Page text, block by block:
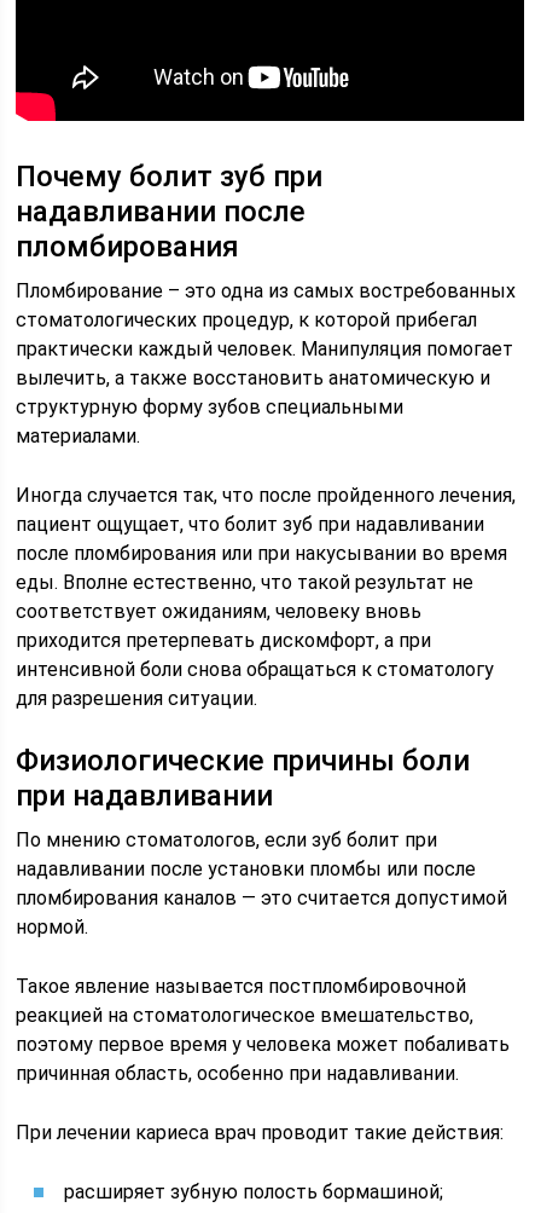
Почему болит зуб при
надавливании после
пломбирования
Пломбирование – это одна из самых востребованных
стоматологических процедур, к которой прибегал
практически каждый человек. Манипуляция помогает
вылечить, а также восстановить анатомическую и
структурную форму зубов специальными
материалами.
Иногда случается так, что после пройденного лечения,
пациент ощущает, что болит зуб при надавливании
после пломбирования или при накусывании во время
еды. Вполне естественно, что такой результат не
соответствует ожиданиям, человеку вновь
приходится претерпевать дискомфорт, а при
интенсивной боли снова обращаться к стоматологу
для разрешения ситуации.
Физиологические причины боли
при надавливании
По мнению стоматологов, если зуб болит при
надавливании после установки пломбы или после
пломбирования каналов — это считается допустимой
нормой.
Такое явление называется постпломбировочной
реакцией на стоматологическое вмешательство,
поэтому первое время у человека может побаливать
причинная область, особенно при надавливании.
При лечении кариеса врач проводит такие действия:
расширяет зубную полость бормашиной;